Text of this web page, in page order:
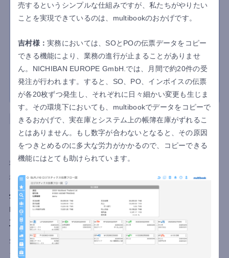
製造 ベトナム 会計 ロジスティクス
SHOWA VIETNAM CO., LTD./SHOWA TECH
VIETNAM CO., LTD.
利用国 ベトナム
導入目的 業務負担軽減 内部統制強化
生産管理から会計まで一気通貫！
multibook×BBSの協業が支えたベトナム拠点の
立ち上げ
SHOWA VIETNAM / SHOWA TECH VIETNAMは、グローバルク
ラウドERP「multibook」の会計・ロジスティクス機能と、BBS
売するというシンプルな仕組みですが、私たちがやりたい
ことを実現できているのは、multibookのおかげです。
吉村様：実務においては、SOとPOの伝票データをコピー
できる機能により、業務の進行が止まることがありませ
ん。NICHIBAN EUROPE GmbH.では、月間で約20件の受
発注が行われます。すると、SO、PO、インボイスの伝票
が各20枚ずつ発生し、それぞれに日々細かい変更も生じま
す。その環境下においても、multibookでデータをコピーで
きるおかげで、実在庫とシステム上の帳簿在庫がずれるこ
とはありません。もし数字が合わないとなると、その原因
をつきとめるのに多大な労力がかかるので、コピーできる
機能にはとても助けられています。